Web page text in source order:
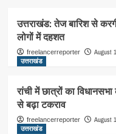
उत्तराखंड: तेज बारिश से
लोगों में दहशत
freelancerreporter August
उत्तराखंड
रांची में छात्रों का
से बढ़ा टकराव
freelancerreporter August
उत्तराखंड